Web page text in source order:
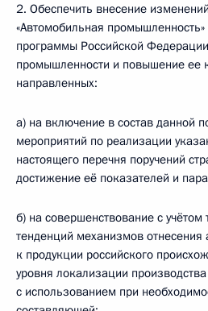
2. Обеспечить внесение
«Автомобильная промышленность»
программы Российской
промышленности и повышение ее
направленных:
а) на включение в состав данной
мероприятий по реализации
настоящего перечня поручений
достижение её показателей и
б) на совершенствование с
тенденций механизмов отнесения
к продукции российского
уровня локализации
с использованием при